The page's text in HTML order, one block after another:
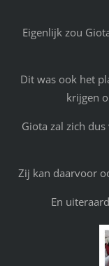
Eigenlijk zou
Dit was ook het
krijgen
Giota zal zich
Zij kan daarvoor
En